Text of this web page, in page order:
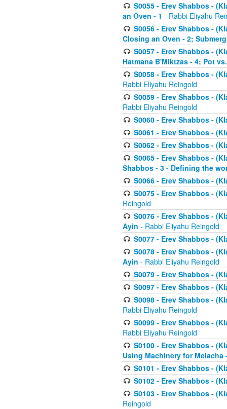
S0055 - Erev Shabbos -
an Oven - 1 - Rabbi Eliyahu
S0056 - Erev Shabbos -
Closing an Oven - 2;
S0057 - Erev Shabbos -
Hatmana B'Miktzas - 4; Pot
S0058 - Erev Shabbos -
Rabbi Eliyahu Reingold
S0059 - Erev Shabbos -
Rabbi Eliyahu Reingold
S0060 - Erev Shabbos -
S0061 - Erev Shabbos -
S0062 - Erev Shabbos -
S0065 - Erev Shabbos -
Shabbos - 3 - Defining the
S0066 - Erev Shabbos -
S0075 - Erev Shabbos -
Reingold
S0076 - Erev Shabbos -
Ayin - Rabbi Eliyahu Reingold
S0077 - Erev Shabbos -
S0078 - Erev Shabbos -
Ayin - Rabbi Eliyahu Reingold
S0079 - Erev Shabbos -
S0097 - Erev Shabbos -
S0098 - Erev Shabbos -
Rabbi Eliyahu Reingold
S0099 - Erev Shabbos -
Rabbi Eliyahu Reingold
S0100 - Erev Shabbos -
Using Machinery for Melacha
S0101 - Erev Shabbos -
S0102 - Erev Shabbos -
S0103 - Erev Shabbos -
Reingold